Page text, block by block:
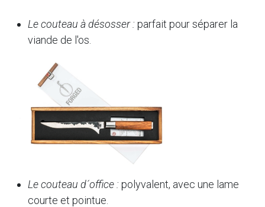
Le couteau à désosser : parfait pour séparer la
viande de l'os.
Le couteau d´office : polyvalent, avec une lame
courte et pointue.